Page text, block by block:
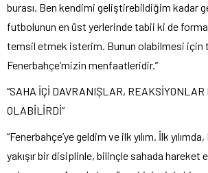
burası. Ben kendimi geliştirebildiğim kadar
futbolunun en üst yerlerinde tabii ki de
temsil etmek isterim. Bunun olabilmesi için
Fenerbahçe’mizin menfaatleridir.”
“SAHA İÇİ DAVRANIŞLAR, REAKSİYONLAR
OLABİLİRDİ”
“Fenerbahçe’ye geldim ve ilk yılım. İlk
yakışır bir disiplinle, bilinçle sahada hareket